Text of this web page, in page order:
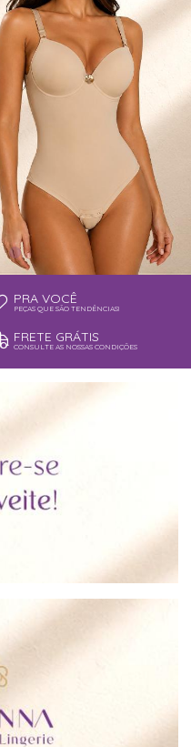
PRA VOCÊ
PEÇAS QUE SÃO TENDÊNCIAS!
FRETE GRÁTIS
CONSULTE AS NOSSAS CONDIÇÕES